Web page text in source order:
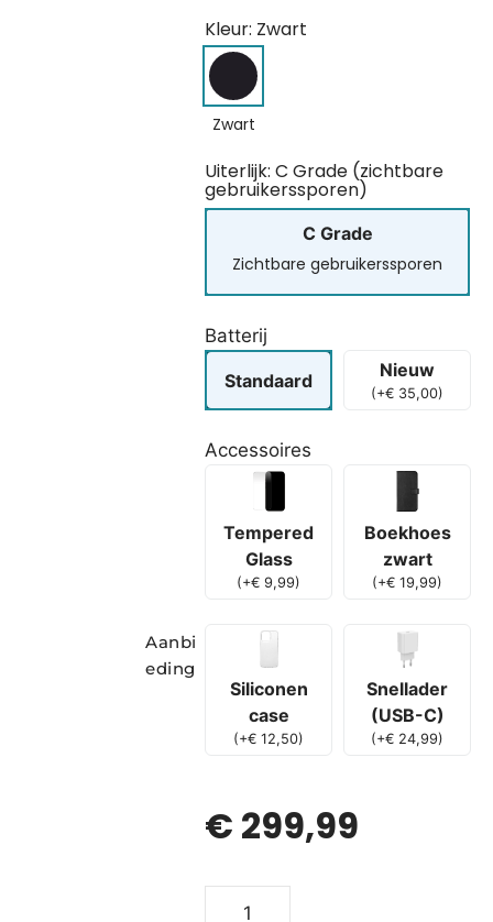
Aanbi
eding
Kleur: Zwart
Zwart
Uiterlijk: C Grade (zichtbare
gebruikerssporen)
C Grade
Zichtbare gebruikerssporen
Batterij
Standaard Nieuw
(+€ 35,00)
Accessoires
Tempered
Glass
(+€ 9,99)
Boekhoes
zwart
(+€ 19,99)
Siliconen
case
(+€ 12,50)
Snellader
(USB-C)
(+€ 24,99)
€ 299,99